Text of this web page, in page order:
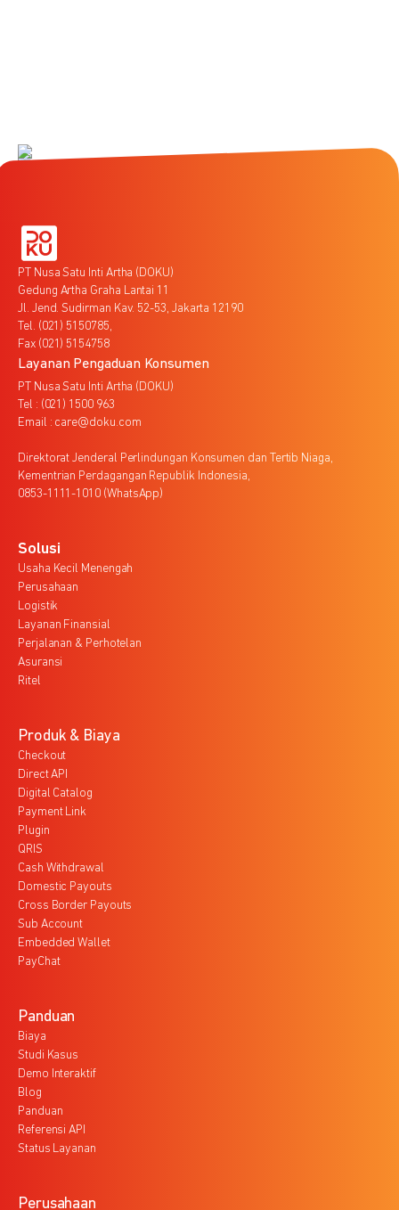
PT Nusa Satu Inti Artha (DOKU)
Gedung Artha Graha Lantai 11
Jl. Jend. Sudirman Kav. 52-53, Jakarta 12190
Tel. (021) 5150785,
Fax (021) 5154758
Layanan Pengaduan Konsumen
PT Nusa Satu Inti Artha (DOKU)
Tel : (021) 1500 963
Email : care@doku.com
Direktorat Jenderal Perlindungan Konsumen dan Tertib Niaga,
Kementrian Perdagangan Republik Indonesia,
0853-1111-1010 (WhatsApp)
Solusi
Usaha Kecil Menengah
Perusahaan
Logistik
Layanan Finansial
Perjalanan & Perhotelan
Asuransi
Ritel
Produk & Biaya
Checkout
Direct API
Digital Catalog
Payment Link
Plugin
QRIS
Cash Withdrawal
Domestic Payouts
Cross Border Payouts
Sub Account
Embedded Wallet
PayChat
Panduan
Biaya
Studi Kasus
Demo Interaktif
Blog
Panduan
Referensi API
Status Layanan
Perusahaan